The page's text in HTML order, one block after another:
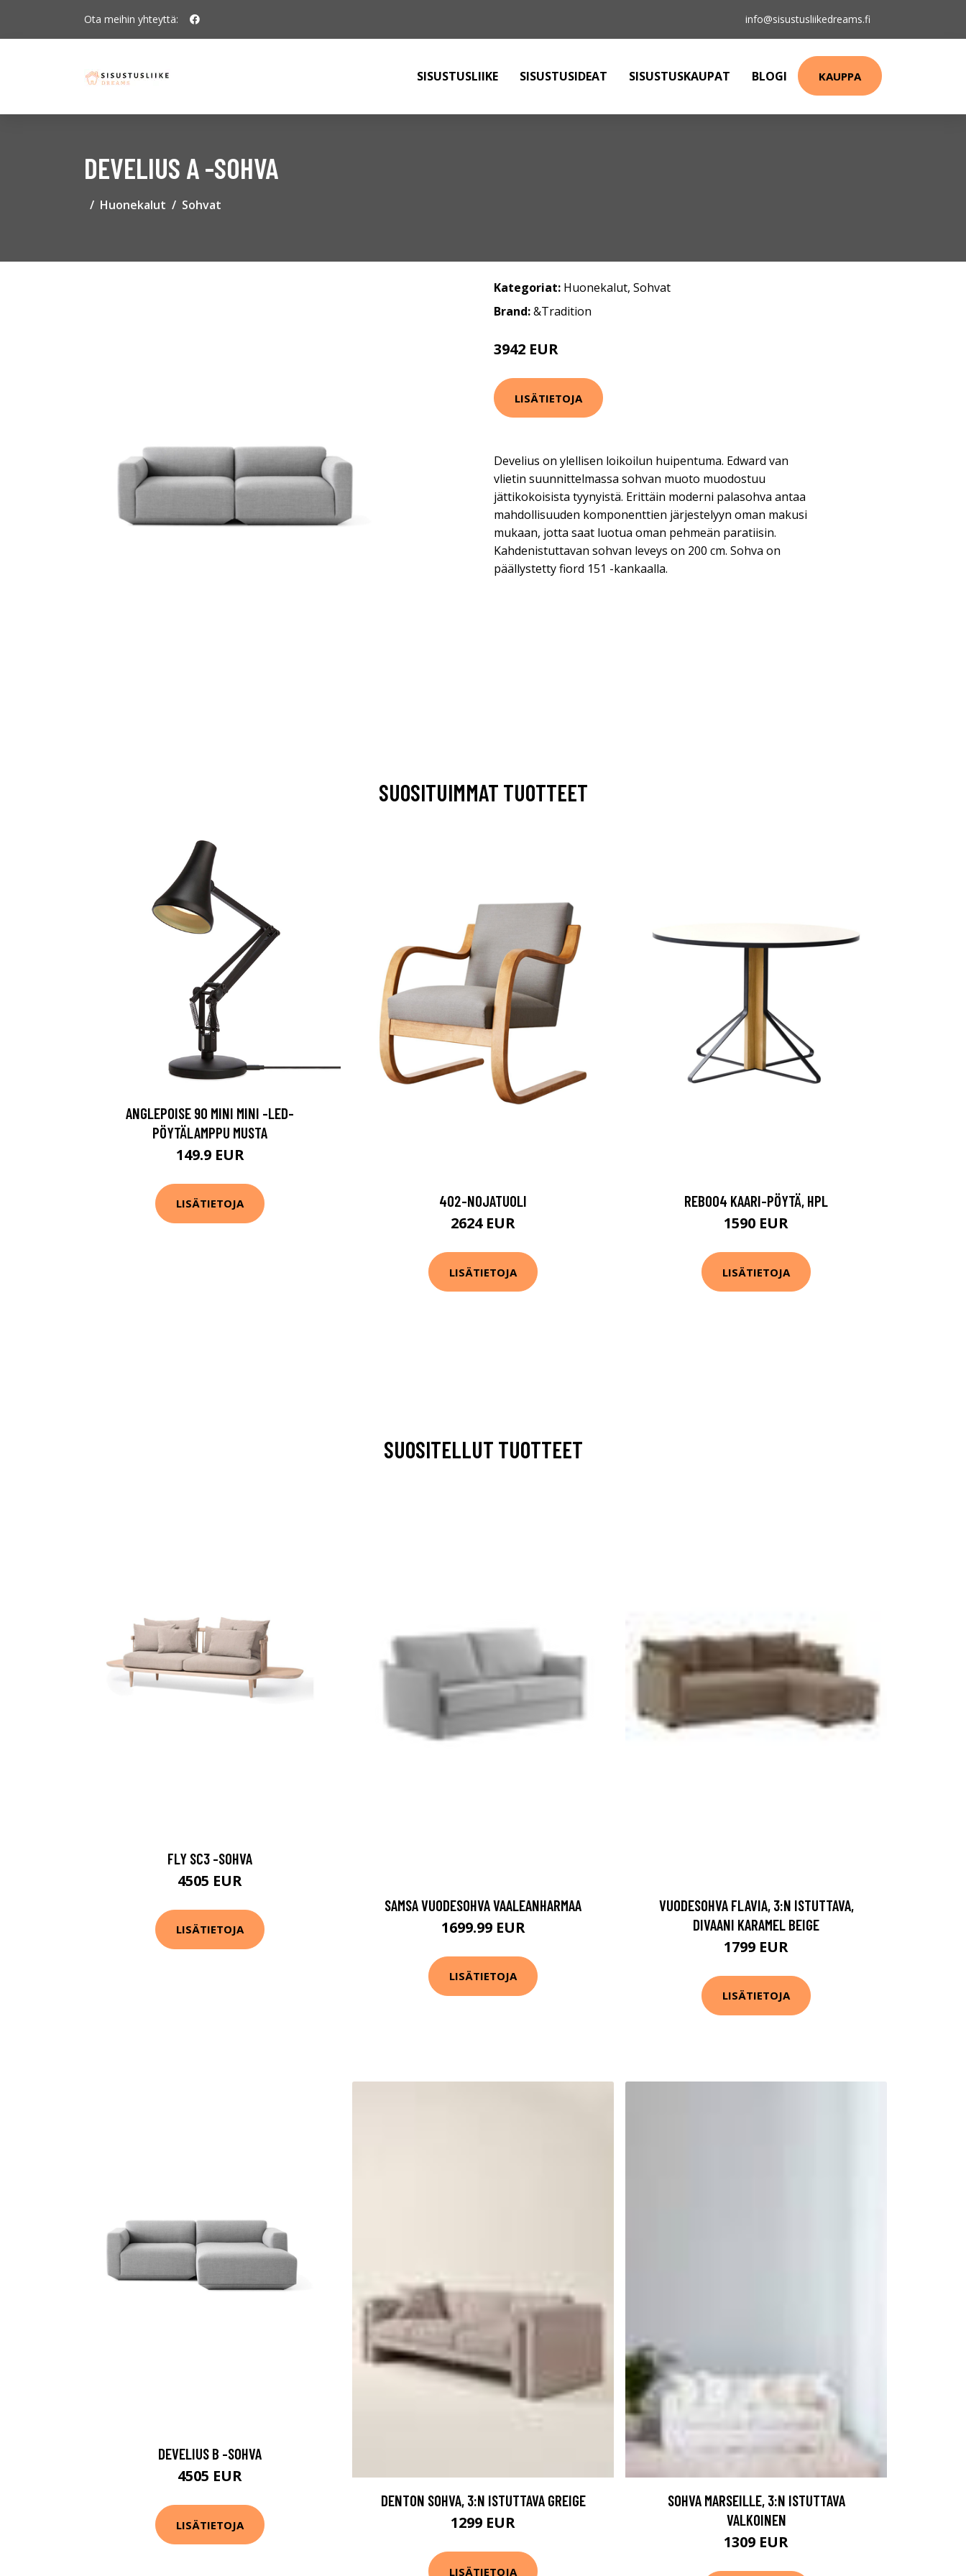
Ota meihin yhteyttä: info@sisustusliikedreams.fi
SISUSTUSLIIKE SISUSTUSIDEAT SISUSTUSKAUPAT BLOGI KAUPPA
DEVELIUS A -SOHVA
Huonekalut Sohvat
Kategoriat: Huonekalut, Sohvat
Brand:&Tradition
3942 EUR
LISÄTIETOJA
Develius on ylellisen loikoilun huipentuma. Edward van
vlietin suunnittelmassa sohvan muoto muodostuu
jättikokoisista tyynyistä. Erittäin moderni palasohva antaa
mahdollisuuden komponenttien järjestelyyn oman makusi
mukaan, jotta saat luotua oman pehmeän paratiisin.
Kahdenistuttavan sohvan leveys on 200 cm. Sohva on
päällystetty fiord 151 -kankaalla.
SUOSITUIMMAT TUOTTEET
ANGLEPOISE 90 MINI MINI -LED-
PÖYTÄLAMPPU MUSTA
149.9 EUR
LISÄTIETOJA 402-NOJATUOLI
2624 EUR
LISÄTIETOJA
REB004 KAARI-PÖYTÄ, HPL
1590 EUR
LISÄTIETOJA
SUOSITELLUT TUOTTEET
FLY SC3 -SOHVA
4505 EUR
LISÄTIETOJA
SAMSA VUODESOHVA VAALEANHARMAA
1699.99 EUR
LISÄTIETOJA
VUODESOHVA FLAVIA, 3:N ISTUTTAVA,
DIVAANI KARAMEL BEIGE
1799 EUR
LISÄTIETOJA
DEVELIUS B -SOHVA
4505 EUR
LISÄTIETOJA
DENTON SOHVA, 3:N ISTUTTAVA GREIGE
1299 EUR
LISÄTIETOJA
SOHVA MARSEILLE, 3:N ISTUTTAVA
VALKOINEN
1309 EUR